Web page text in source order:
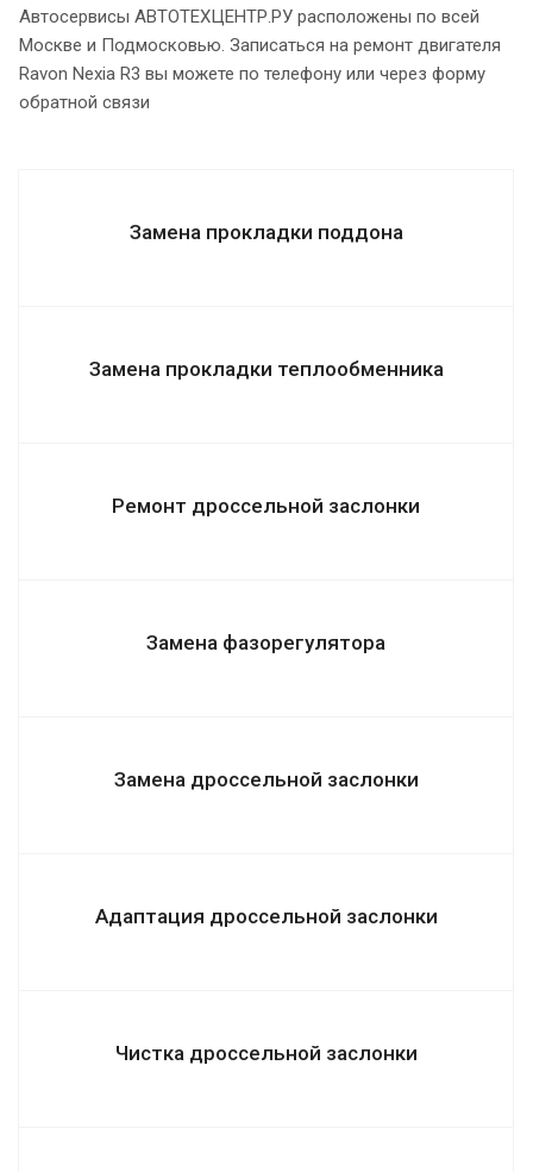
Автосервисы АВТОТЕХЦЕНТР.РУ расположены по всей
Москве и Подмосковью. Записаться на ремонт двигателя
Ravon Nexia R3 вы можете по телефону или через форму
обратной связи
Замена прокладки поддона
Замена прокладки теплообменника
Ремонт дроссельной заслонки
Замена фазорегулятора
Замена дроссельной заслонки
Адаптация дроссельной заслонки
Чистка дроссельной заслонки